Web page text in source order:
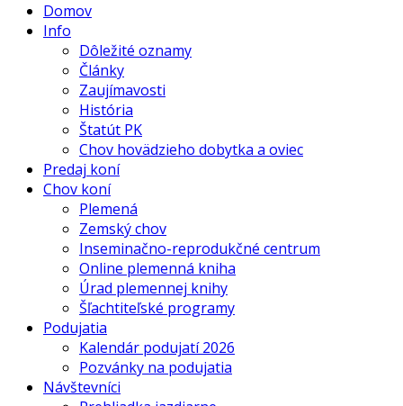
Domov
Info
Dôležité oznamy
Články
Zaujímavosti
História
Štatút PK
Chov hovädzieho dobytka a oviec
Predaj koní
Chov koní
Plemená
Zemský chov
Inseminačno-reprodukčné centrum
Online plemenná kniha
Úrad plemennej knihy
Šľachtiteľské programy
Podujatia
Kalendár podujatí 2026
Pozvánky na podujatia
Návštevníci